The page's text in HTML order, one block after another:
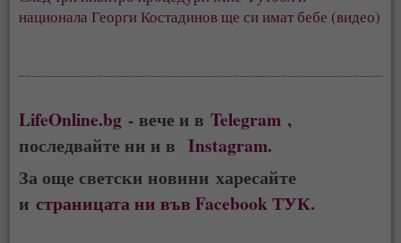
национала Георги Костадинов ще си имат бебе (видео)
LifeOnline.bg - вече и вTelegram ,
последвайте ни и вInstagram.
За още светски новини харесайте
истраницата ни във Facebook ТУК.